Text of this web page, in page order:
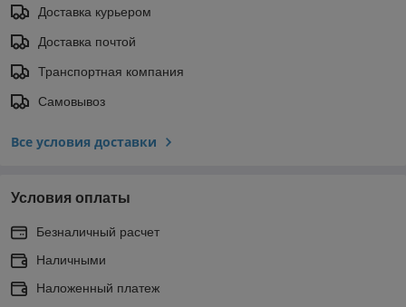
Доставка курьером
Доставка почтой
Транспортная компания
Самовывоз
Все условия доставки
Условия оплаты
Безналичный расчет
Наличными
Наложенный платеж